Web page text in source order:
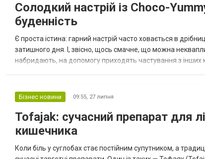
Солодкий настрій із Choco-
буденність
Є проста істина: гарний настрій часто ховається в
затишного дня. І, звісно, щось смачне, що можна
набридають, на допомогу приходять частування з
Бізнес новини 09:55, 27 липня
Tofajak: сучасний препарат для
кишечника
Коли біль у суглобах стає постійним супутником, а